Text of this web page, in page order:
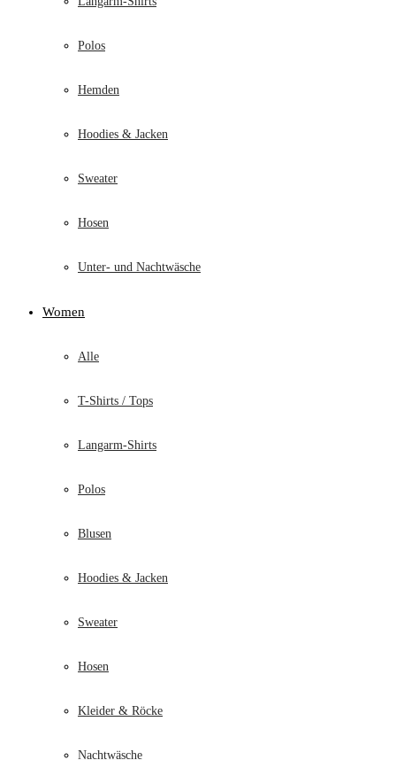
Polos
Hemden
Hoodies & Jacken
Sweater
Hosen
Unter- und Nachtwäsche
Women
Alle
T-Shirts / Tops
Langarm-Shirts
Polos
Blusen
Hoodies & Jacken
Sweater
Hosen
Kleider & Röcke
Nachtwäsche